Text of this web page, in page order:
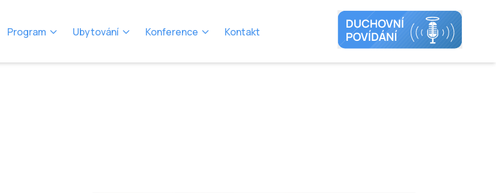
Program Ubytování Konference Kontakt